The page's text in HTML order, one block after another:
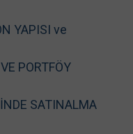
YAPISI ve
PORTFÖY
SATINALMA